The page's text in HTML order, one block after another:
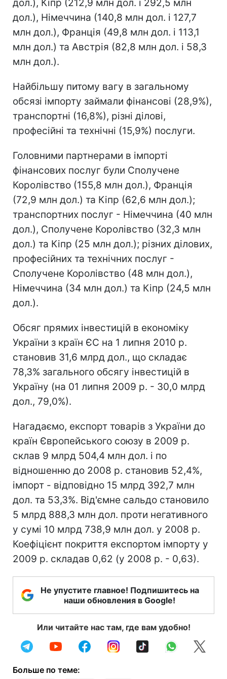
дол.), Кіпр (212,9 млн дол. і 292,5 млн
дол.), Німеччина (140,8 млн дол. і 127,7
млн дол.), Франція (49,8 млн дол. і 113,1
млн дол.) та Австрія (82,8 млн дол. і 58,3
млн дол.).
Найбільшу питому вагу в загальному
обсязі імпорту займали фінансові (28,9%),
транспортні (16,8%), різні ділові,
професійні та технічні (15,9%) послуги.
Головними партнерами в імпорті
фінансових послуг були Сполучене
Королівство (155,8 млн дол.), Франція
(72,9 млн дол.) та Кіпр (62,6 млн дол.);
транспортних послуг - Німеччина (40 млн
дол.), Сполучене Королівство (32,3 млн
дол.) та Кіпр (25 млн дол.); різних ділових,
професійних та технічних послуг -
Сполучене Королівство (48 млн дол.),
Німеччина (34 млн дол.) та Кіпр (24,5 млн
дол.).
Обсяг прямих інвестицій в економіку
України з країн ЄС на 1 липня 2010 р.
становив 31,6 млрд дол., що складає
78,3% загального обсягу інвестицій в
Україну (на 01 липня 2009 р. - 30,0 млрд
дол., 79,0%).
Нагадаємо, експорт товарів з України до
країн Європейського союзу в 2009 р.
склав 9 млрд 504,4 млн дол. і по
відношенню до 2008 р. становив 52,4%,
імпорт - відповідно 15 млрд 392,7 млн
дол. та 53,3%. Від'ємне сальдо становило
5 млрд 888,3 млн дол. проти негативного
у сумі 10 млрд 738,9 млн дол. у 2008 р.
Коефіцієнт покриття експортом імпорту у
2009 р. складав 0,62 (у 2008 р. - 0,63).
Не упустите главное! Подпишитесь на
наши обновления в Google!
Или читайте нас там, где вам удобно!
Больше по теме: